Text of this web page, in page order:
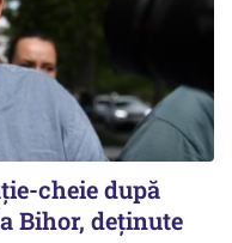
cheie după
Bihor, deținute